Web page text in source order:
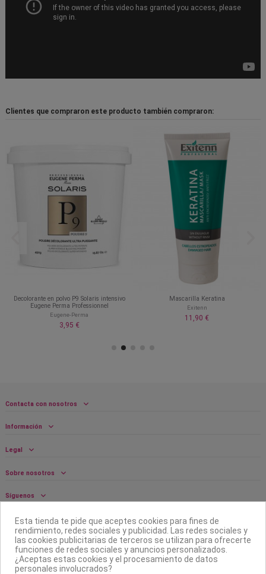
Clientes que compraron este producto también compraron:
Decolorante en polvo P9 Solaris intensivo
Eugene Perma Professionnel
Eugene-Perma
3,95 €
Mascarilla Keratina
Exitenn
11,90 €
Contacta con nosotros
Información
Legal
Sobre nosotros
Síguenos
Boletín
Esta tienda te pide que aceptes cookies para fines de
rendimiento, redes sociales y publicidad. Las redes sociales y
las cookies publicitarias de terceros se utilizan para ofrecerte
funciones de redes sociales y anuncios personalizados.
¿Aceptas estas cookies y el procesamiento de datos
personales involucrados?